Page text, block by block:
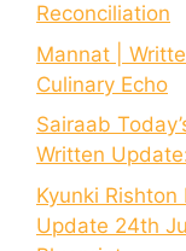
Reconciliation
Mannat |
Culinary Echo
Sairaab
Written
Kyunki
Update 24th